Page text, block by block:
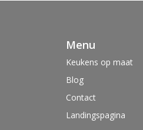
Menu
Keukens op maat
Blog
Contact
Landingspagina